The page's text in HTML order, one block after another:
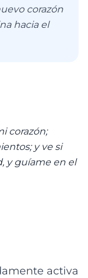
corazón
hacia el
corazón;
y ve si
y guíame en el
activa